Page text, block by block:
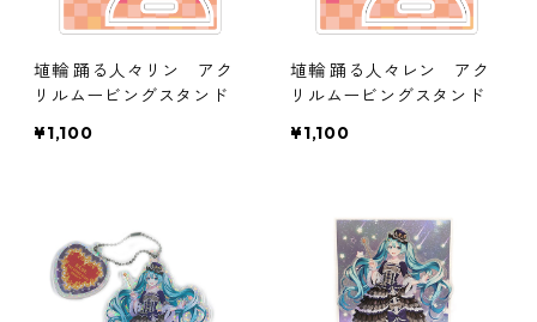
埴輪 踊る人々リン アク
リルムービングスタンド
¥1,100
埴輪 踊る人々レン アク
リルムービングスタンド
¥1,100